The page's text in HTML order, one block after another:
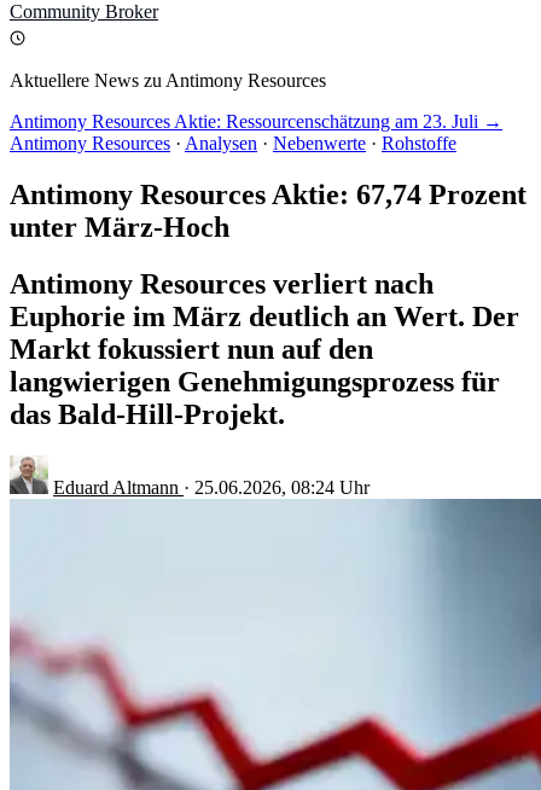
Community Broker
Aktuellere News zu Antimony Resources
Antimony Resources Aktie: Ressourcenschätzung am 23. Juli →
Antimony Resources · Analysen · Nebenwerte · Rohstoffe
Antimony Resources Aktie: 67,74 Prozent
unter März-Hoch
Antimony Resources verliert nach
Euphorie im März deutlich an Wert. Der
Markt fokussiert nun auf den
langwierigen Genehmigungsprozess für
das Bald-Hill-Projekt.
Eduard Altmann · 25.06.2026, 08:24 Uhr